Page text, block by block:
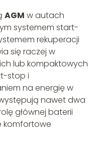
AGM w autach
systemem start-
rekuperacji
się raczej w
lub kompaktowych
stop i
na energię w
nawet dwa
głównej baterii
komfortowe